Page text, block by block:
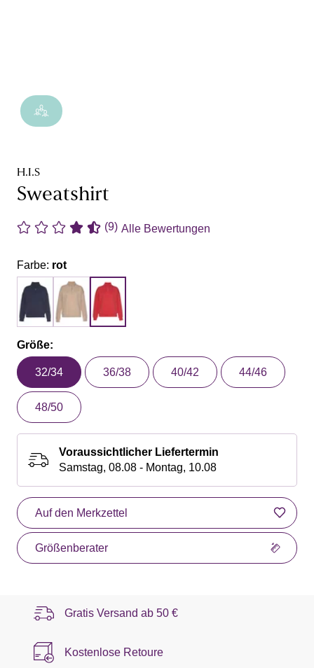
H.I.S
Sweatshirt
(9) Alle Bewertungen
Farbe: rot
Größe:
32/34 36/38 40/42 44/46
48/50
Voraussichtlicher Liefertermin
Samstag, 08.08 - Montag, 10.08
Auf den Merkzettel
Größenberater
Gratis Versand ab 50 €
Kostenlose Retoure